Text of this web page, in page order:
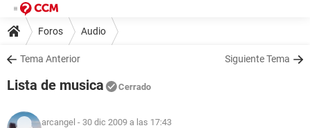
Foros Audio
Tema Anterior Siguiente Tema
Lista de musica Cerrado
arcangel - 30 dic 2009 a las 17:43